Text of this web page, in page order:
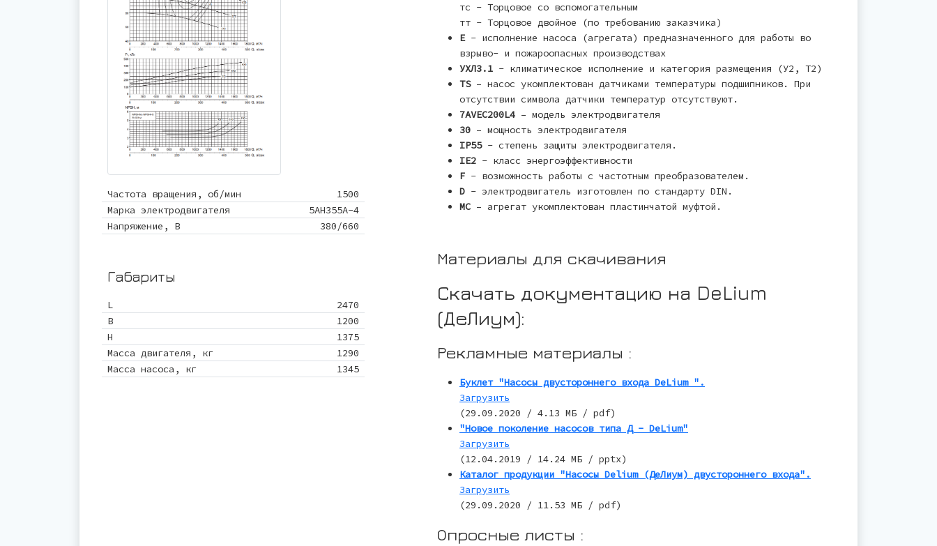
Частота вращения, об/мин
1500
Марка электродвигателя
5АН355А-4
Напряжение, В
380/660
Габариты
L
2470
B
1200
Н
1375
Масса двигателя, кг
1290
Масса насоса, кг
1345
тс - Торцовое со вспомогательным
тт - Торцовое двойное (по требованию заказчика)
Е- исполнение насоса (агрегата) предназначенного для работы во
взрыво- и пожароопасных производствах
УХЛ3.1 - климатическое исполнение и категория размещения (У2, Т2)
TS– насос укомплектован датчиками температуры подшипников. При
отсутствии символа датчики температур отсутствуют.
7AVEC200L4 – модель электродвигателя
30 – мощность электродвигателя
IP55- степень защиты электродвигателя.
IE2 - класс энергоэффективности
F - возможность работы с частотным преобразователем.
D - электродвигатель изготовлен по стандарту DIN.
MC – агрегат укомплектован пластинчатой муфтой.
Материалы для скачивания
Скачать документацию на DeLium
(ДеЛиум):
Рекламные материалы :
Буклет "Насосы двустороннего входа DeLium ".
Загрузить
(29.09.2020 / 4.13 МБ / pdf)
"Новое поколение насосов типа Д - DeLium"
Загрузить
(12.04.2019 / 14.24 МБ / pptx)
Каталог продукции "Насосы Delium (ДеЛиум) двустороннего входа".
Загрузить
(29.09.2020 / 11.53 МБ / pdf)
Опросные листы :